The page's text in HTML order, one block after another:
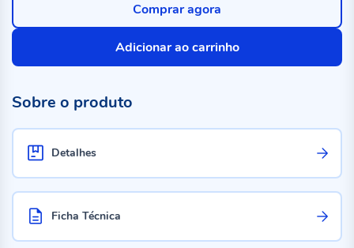
Adicionar ao carrinho
Comprar agora
Sobre o produto
Detalhes
Ficha Técnica